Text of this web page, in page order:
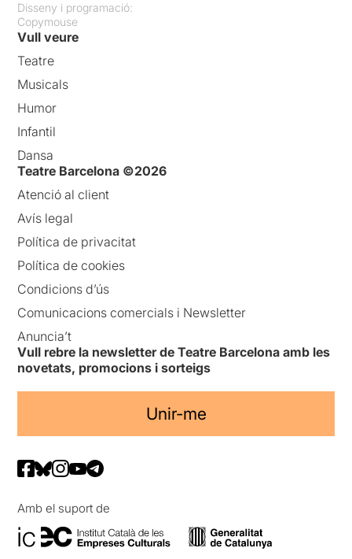
Disseny i programació:
Copymouse
Vull veure
Teatre
Musicals
Humor
Infantil
Dansa
Teatre Barcelona ©2026
Atenció al client
Avís legal
Política de privacitat
Política de cookies
Condicions d’ús
Comunicacions comercials i Newsletter
Anuncia’t
Vull rebre la newsletter de Teatre Barcelona amb les
novetats, promocions i sorteigs
Unir-me
Amb el suport de